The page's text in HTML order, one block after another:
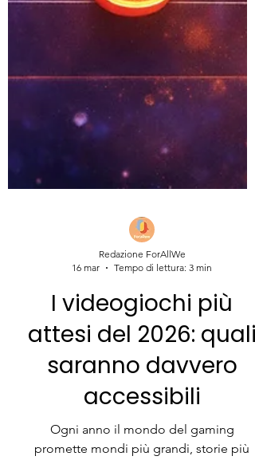
Redazione ForAllWe
16 mar
Tempo di lettura: 3 min